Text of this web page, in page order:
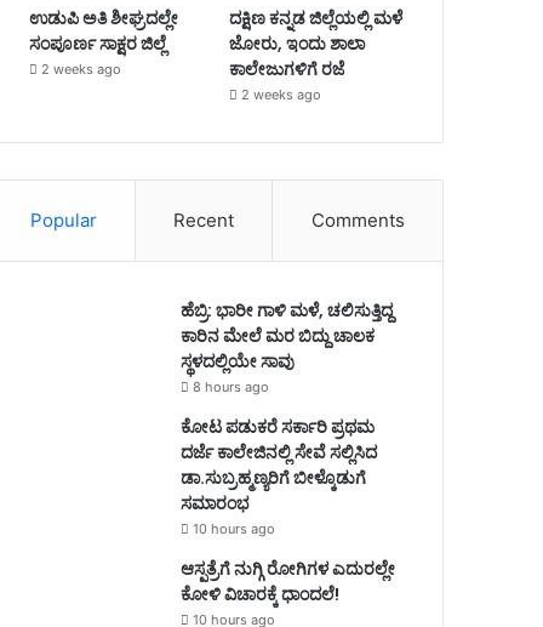
ಉಡುಪಿ ಅತಿ ಶೀಘ್ರದಲ್ಲೇ
ಸಂಪೂರ್ಣ ಸಾಕ್ಷರ ಜಿಲ್ಲೆ
2 weeks ago
ದಕ್ಷಿಣ ಕನ್ನಡ ಜಿಲ್ಲೆಯಲ್ಲಿ ಮಳೆ
ಜೋರು, ಇಂದು ಶಾಲಾ
ಕಾಲೇಜುಗಳಿಗೆ ರಜೆ
2 weeks ago
Popular Recent Comments
ಹೆಬ್ರಿ: ಭಾರೀ ಗಾಳಿ ಮಳೆ, ಚಲಿಸುತ್ತಿದ್ದ
ಕಾರಿನ ಮೇಲೆ ಮರ ಬಿದ್ದು ಚಾಲಕ
ಸ್ಥಳದಲ್ಲಿಯೇ ಸಾವು
8 hours ago
ಕೋಟ ಪಡುಕರೆ ಸರ್ಕಾರಿ ಪ್ರಥಮ
ದರ್ಜೆ ಕಾಲೇಜಿನಲ್ಲಿ ಸೇವೆ ಸಲ್ಲಿಸಿದ
ಡಾ.ಸುಬ್ರಹ್ಮಣ್ಯರಿಗೆ ಬೀಳ್ಕೊಡುಗೆ
ಸಮಾರಂಭ
10 hours ago
ಆಸ್ಪತ್ರೆಗೆ ನುಗ್ಗಿ ರೋಗಿಗಳ ಎದುರಲ್ಲೇ
ಕೋಳಿ ವಿಚಾರಕ್ಕೆ ಧಾಂದಲೆ!
10 hours ago